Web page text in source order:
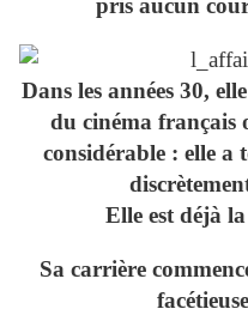
pris aucun
Dans les années 30,
du cinéma français
considérable : elle a
Elle est déjà
Sa carrière